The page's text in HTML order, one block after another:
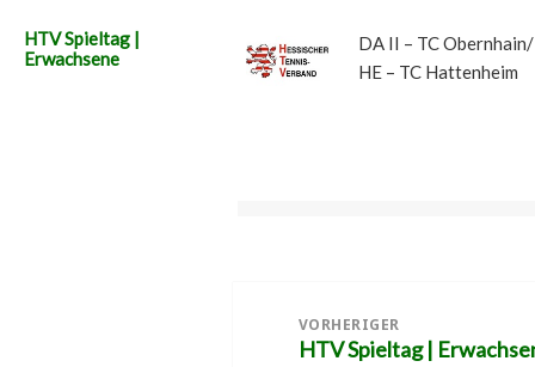
HTV Spieltag |
Erwachsene
DA II – TC
HE – TC Hattenheim
VORHERIGER
Vorheriger
HTV Spieltag |